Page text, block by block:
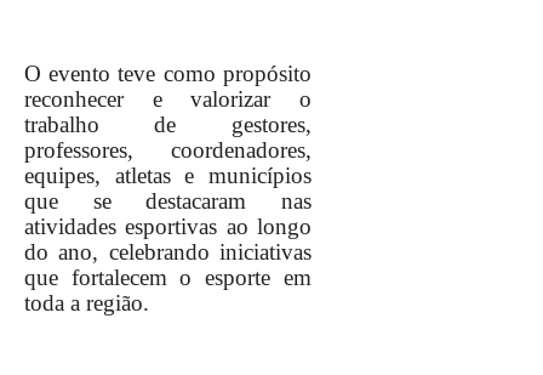
O evento teve como propósito
reconhecer e valorizar o
trabalho de gestores,
professores, coordenadores,
equipes, atletas e municípios
que se destacaram nas
atividades esportivas ao longo
do ano, celebrando iniciativas
que fortalecem o esporte em
toda a região.